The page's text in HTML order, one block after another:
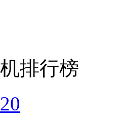
排行榜